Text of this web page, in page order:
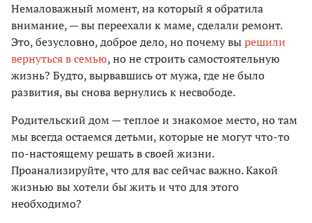
Немаловажный момент, на который я обратила
внимание, — вы переехали к маме, сделали ремонт.
Это, безусловно, доброе дело, но почему вырешили
вернуться в семью, но не строить самостоятельную
жизнь? Будто, вырвавшись от мужа, где не было
развития, вы снова вернулись к несвободе.
Родительский дом — теплое и знакомое место, но там
мы всегда остаемся детьми, которые не могут что-то
по-настоящему решать в своей жизни.
Проанализируйте, что для вас сейчас важно. Какой
жизнью вы хотели бы жить и что для этого
необходимо?